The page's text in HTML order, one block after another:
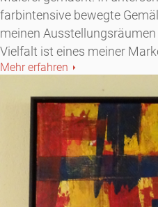
farbintensive bewegte
meinen
Vielfalt ist eines meiner
Mehr erfahren